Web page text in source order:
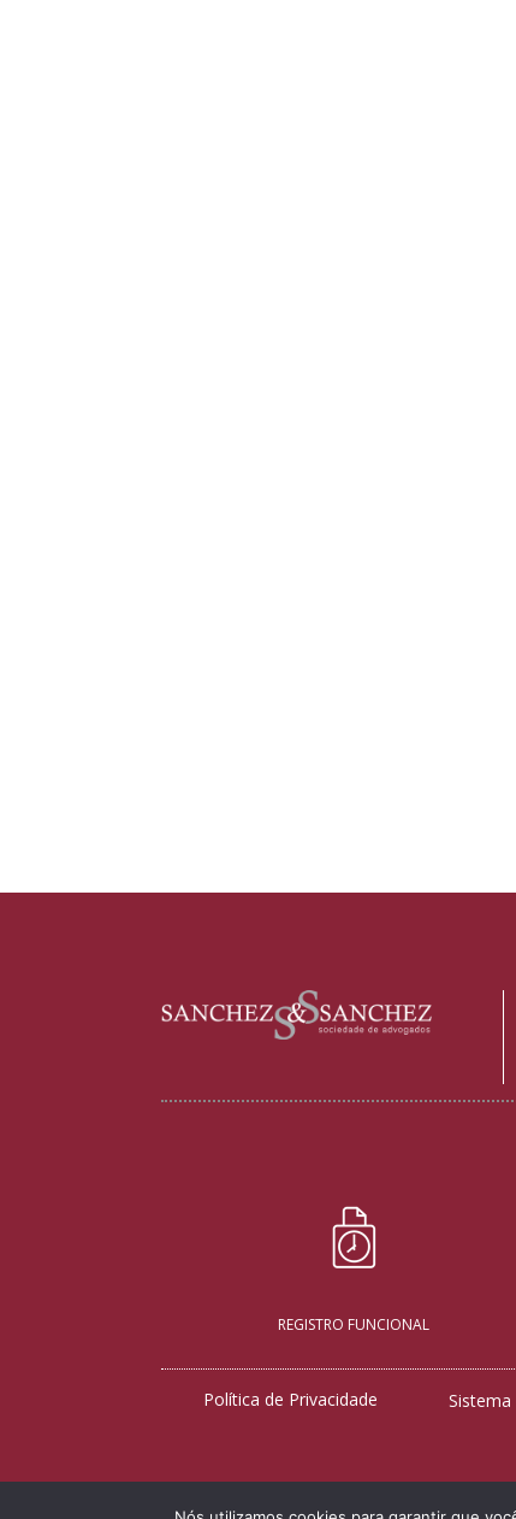
REGISTRO FUNCIONAL
Política de Privacidade